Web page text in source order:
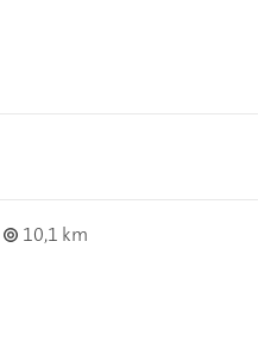
10,1 km